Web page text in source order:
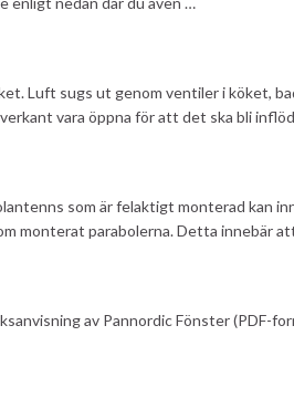
Luft sugs ut genom ventiler i köket,
vara öppna för att det ska bli
som är felaktigt monterad
parabolerna. Detta innebär
av Pannordic Fönster (PDF-